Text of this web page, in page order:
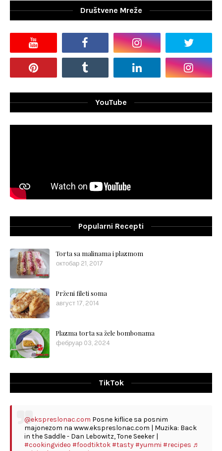
Društvene Mreže
YouTube
Popularni Recepti
Torta sa malinama i plazmom
октобар 21, 2017
Prženi fileti soma
август 17, 2014
Plazma torta sa žele bombonama
фебруар 03, 2024
TikTok
@ekspreslonac.com Posne kiflice sa posnim
majonezom na www.ekspreslonac.com | Muzika: Back
in the Saddle - Dan Lebowitz, Tone Seeker |
#cookingvideo #foodtiktok#tasty#yummi #recipes ♬